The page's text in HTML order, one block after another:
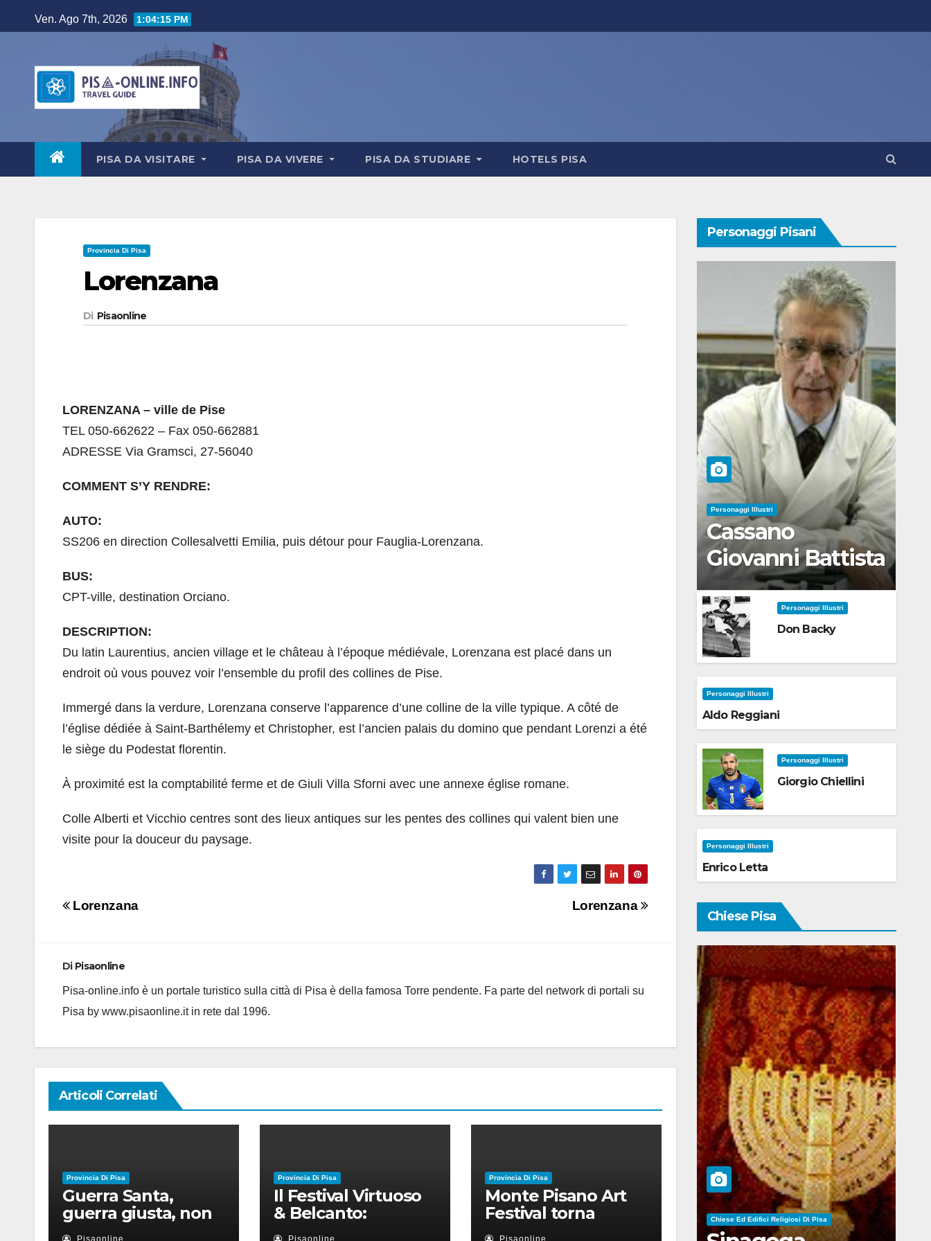
al
Ven. Ago 7th, 2026 1:04:16 PM
PISA DA VISITARE PISA DA VIVERE PISA DA STUDIARE HOTELS PISA
Provincia Di Pisa
Lorenzana
Di Pisaonline
LORENZANA – ville de Pise
TEL 050-662622 – Fax 050-662881
ADRESSE Via Gramsci, 27-56040
COMMENT S’Y RENDRE:
AUTO:
SS206 en direction Collesalvetti Emilia, puis détour pour Fauglia-Lorenzana.
BUS:
CPT-ville, destination Orciano.
DESCRIPTION:
Du latin Laurentius, ancien village et le château à l’époque médiévale, Lorenzana est placé dans un
endroit où vous pouvez voir l’ensemble du profil des collines de Pise.
Immergé dans la verdure, Lorenzana conserve l’apparence d’une colline de la ville typique. A côté de
l’église dédiée à Saint-Barthélemy et Christopher, est l’ancien palais du domino que pendant Lorenzi a été
le siège du Podestat florentin.
À proximité est la comptabilité ferme et de Giuli Villa Sforni avec une annexe église romane.
Colle Alberti et Vicchio centres sont des lieux antiques sur les pentes des collines qui valent bien une
visite pour la douceur du paysage.
Navigazione
Lorenzana
Lorenzana
Di Pisaonline
Pisa-online.info è un portale turistico sulla città di Pisa è della famosa Torre pendente. Fa parte del network di portali su
Pisa by www.pisaonline.it in rete dal 1996.
Articoli Correlati
Provincia Di Pisa
Guerra Santa,
guerra giusta, non
violenza: le religioni
Provincia Di Pisa
Il Festival Virtuoso
& Belcanto:
appuntamento il 28
Provincia Di Pisa
Monte Pisano Art
Festival torna
anche nel 2026
Personaggi Pisani
Personaggi Illustri
Cassano
Giovanni Battista
Personaggi Illustri
Don Backy
Personaggi Illustri
Aldo Reggiani
Personaggi Illustri
Giorgio Chiellini
Personaggi Illustri
Enrico Letta
Chiese Pisa
Chiese Ed Edifici Religiosi Di Pisa